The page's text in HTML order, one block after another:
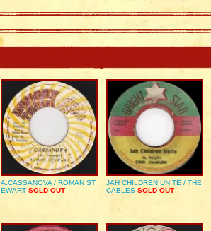
A:CASSANOVA / ROMAN ST
EWART SOLD OUT
JAH CHILDREN UNITE / THE
CABLES SOLD OUT